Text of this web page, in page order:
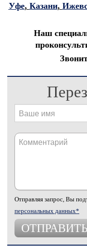
Уфе, Казани,
Наш
Отправляя запрос, Вы
персональных данных*